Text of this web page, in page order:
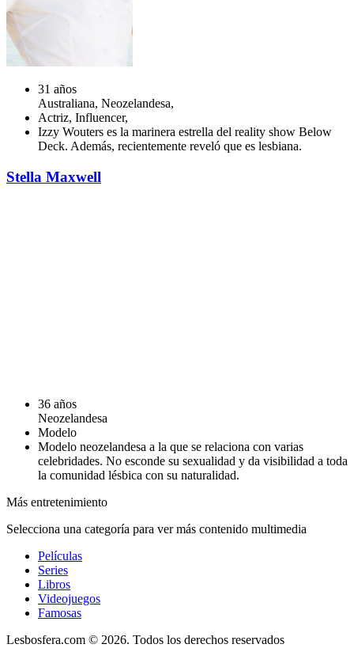
31 años
Australiana, Neozelandesa,
Actriz, Influencer,
Izzy Wouters es la marinera estrella del reality show Below
Deck. Además, recientemente reveló que es lesbiana.
Stella Maxwell
36 años
Neozelandesa
Modelo
Modelo neozelandesa a la que se relaciona con varias
celebridades. No esconde su sexualidad y da visibilidad a toda
la comunidad lésbica con su naturalidad.
Más entretenimiento
Selecciona una categoría para ver más contenido multimedia
Películas
Series
Libros
Videojuegos
Famosas
Lesbosfera.com © 2026. Todos los derechos reservados